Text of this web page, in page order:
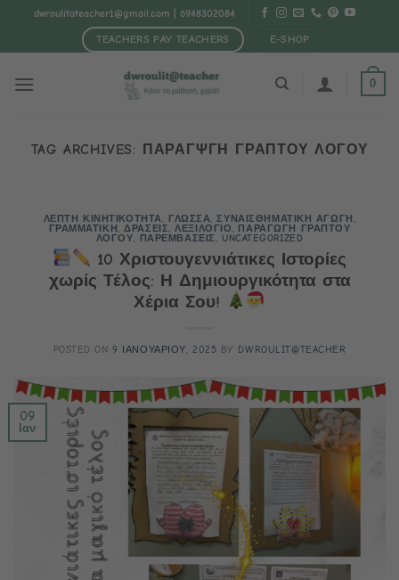
Μετάβαση
περιεχόμενο
dwroulitateacher1@gmail.com | 6948302084
TEACHERS PAY TEACHERS E-SHOP
0
TAG ARCHIVES: ΠΑΡΑΓΨΓΗ ΓΡΑΠΤΟΥ ΛΟΓΟΥ
ΛΕΠΤΗ ΚΙΝΗΤΙΚΟΤΗΤΑ, ΓΛΩΣΣΑ,ΣΥΝΑΙΣΘΗΜΑΤΙΚΗ ΑΓΩΓΗ ,
ΓΡΑΜΜΑΤΙΚΗ,ΔΡΑΣΕΙΣ,ΛΕΞΙΛΟΓΙΟ, ΠΑΡΑΓΩΓΗ ΓΡΑΠΤΟΥ
ΛΟΓΟΥ, ΠΑΡΕΜΒΑΣΕΙΣ, UNCATEGORIZED
10 Χριστουγεννιάτικες Ιστορίες
χωρίς Τέλος: Η Δημιουργικότητα στα
Χέρια Σου!
POSTED ON9 ΙΑΝΟΥΑΡΙΟΥ, 2025 BY DWROULIT@TEACHER
09
Ιαν